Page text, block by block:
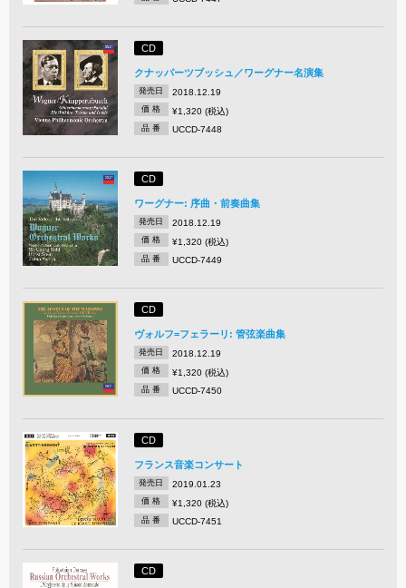
CD
クナッパーツブッシュ／ワーグナー名演集
発売日 2018.12.19
価 格 ¥1,320 (税込)
品 番 UCCD-7448
CD
ワーグナー: 序曲・前奏曲集
発売日 2018.12.19
価 格 ¥1,320 (税込)
品 番 UCCD-7449
CD
ヴォルフ=フェラーリ: 管弦楽曲集
発売日 2018.12.19
価 格 ¥1,320 (税込)
品 番 UCCD-7450
CD
フランス音楽コンサート
発売日 2019.01.23
価 格 ¥1,320 (税込)
品 番 UCCD-7451
CD